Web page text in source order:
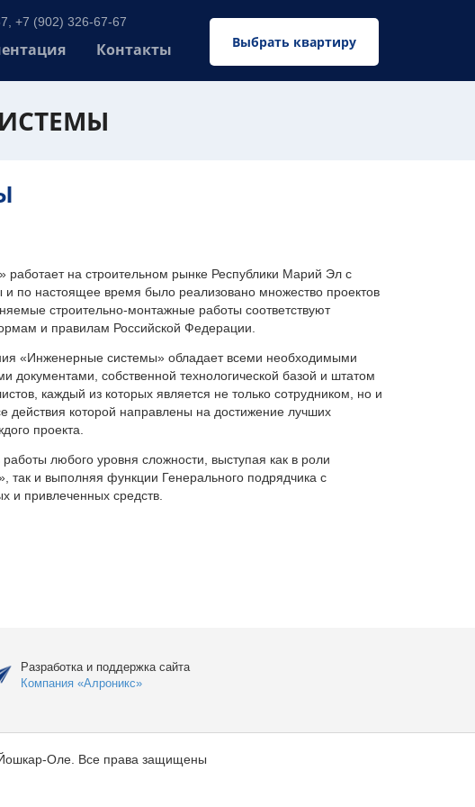
Выбрать квартиру
+7 (902) 326-67-67
Контакты
на строительном рынке Республики Марий Эл с
по настоящее время было реализовано множество проектов
строительно-монтажные работы соответствуют
и правилам Российской Федерации.
«Инженерные системы» обладает всеми необходимыми
документами, собственной технологической базой и штатом
каждый из которых является не только сотрудником, но и
действия которой направлены на достижение лучших
проекта.
любого уровня сложности, выступая как в роли
так и выполняя функции Генерального подрядчика с
и привлеченных средств.
Разработка и поддержка сайта
Компания «Алроникс»
Оле. Все права защищены